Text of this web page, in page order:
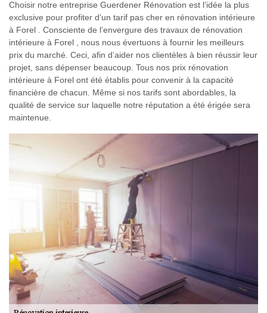
Choisir notre entreprise Guerdener Rénovation est l’idée la plus
exclusive pour profiter d’un tarif pas cher en rénovation intérieure
à Forel . Consciente de l’envergure des travaux de rénovation
intérieure à Forel , nous nous évertuons à fournir les meilleurs
prix du marché. Ceci, afin d’aider nos clientèles à bien réussir leur
projet, sans dépenser beaucoup. Tous nos prix rénovation
intérieure à Forel ont été établis pour convenir à la capacité
financière de chacun. Même si nos tarifs sont abordables, la
qualité de service sur laquelle notre réputation a été érigée sera
maintenue.